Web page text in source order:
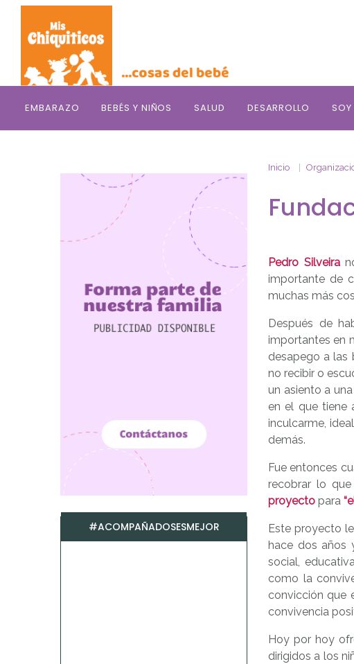
Saltar al contenido principal
EMBARAZO BEBÉS Y NIÑOS SALUD DESARROLLO
Inicio
Pedro Silveira
importante de
muchas más
Después de
importantes en
desapego a las
no recibir o
un asiento a
en el que tiene
inculcarme,
demás.
Fue entonces
recobrar lo
proyecto para
Este proyecto
hace dos años
social,
como la
convicción que
convivencia
Hoy por hoy
dirigidos a los
#ACOMPAÑADOSESMEJOR